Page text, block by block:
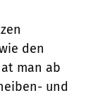
den
man ab
und